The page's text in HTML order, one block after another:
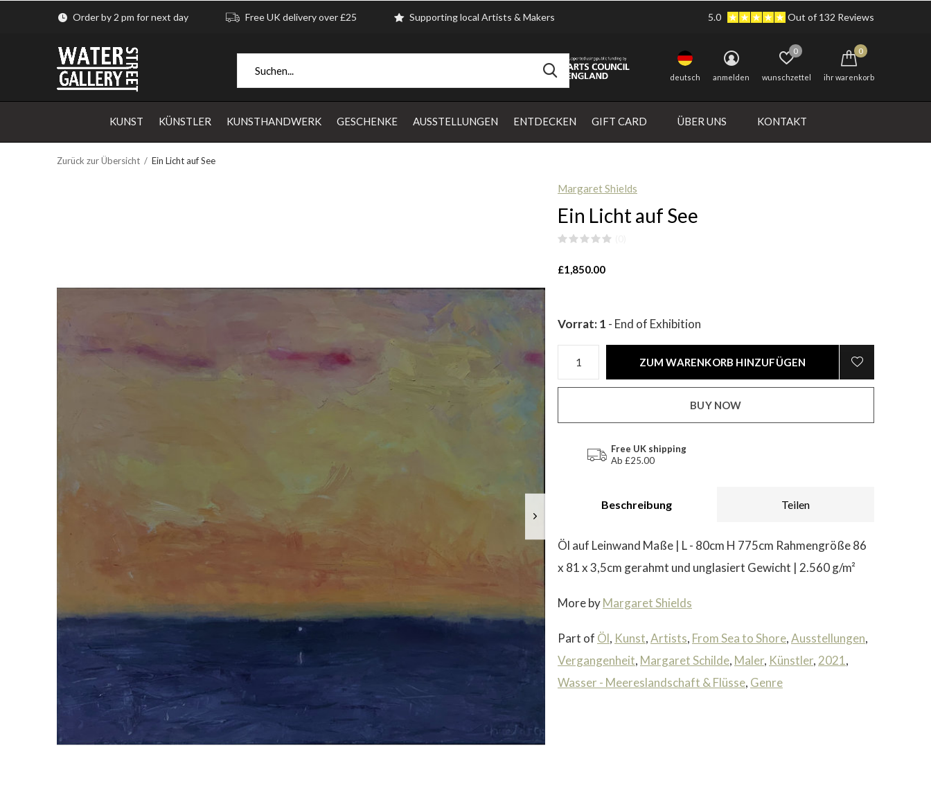
KUNST KÜNSTLER KUNSTHANDWERK GESCHENKE AUSSTELLUNGEN ENTDECKEN GIFT CARD ÜBER UNS KONTAKT
deutsch anmelden wunschzettel
0
ihr warenkorb
0
Order by 2 pm for next day Free UK delivery over £25 Supporting local Artists & Makers 5.0 Out of 132 Reviews
Zurück zur Übersicht Ein Licht auf See
Margaret Shields
Ein Licht auf See
£1,850.00
Vorrat: 1 - End of Exhibition
ZUM WARENKORB HINZUFÜGEN
BUY NOW
Free UK shipping
Ab £25.00
Beschreibung Teilen
Öl auf Leinwand Maße | L - 80cm H 775cm Rahmengröße 86
x 81 x 3,5cm gerahmt und unglasiert Gewicht | 2.560 g/m²
More byMargaret Shields
Part of Öl, Kunst,Artists, From Sea to Shore,Ausstellungen,
Vergangenheit, Margaret Schilde, Maler, Künstler, 2021,
Wasser - Meereslandschaft & Flüsse, Genre